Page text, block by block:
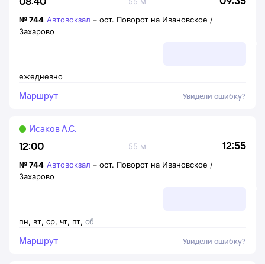
ежедневно
№744 Автовокзал – ост. Поворот на Ивановское /
Захарово
Маршрут Увидели ошибку?
12:00 12:55
55 м
Исаков А.С.
пн, вт, ср, чт, пт, сб
№744 Автовокзал – ост. Поворот на Ивановское /
Захарово
Маршрут Увидели ошибку?